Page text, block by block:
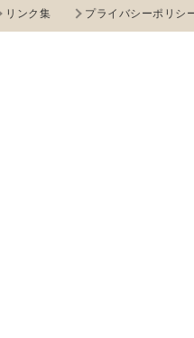
リンク集 プライバシーポリシ